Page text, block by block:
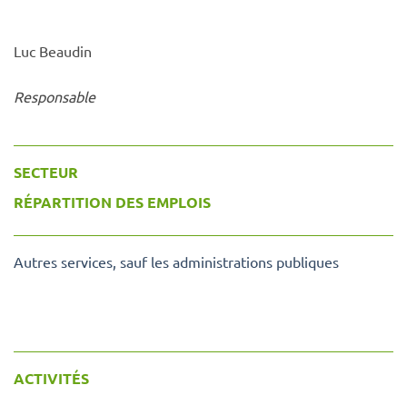
Luc Beaudin
Responsable
SECTEUR
RÉPARTITION DES EMPLOIS
Autres services, sauf les administrations publiques
ACTIVITÉS